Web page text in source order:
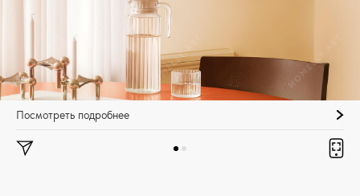
Посмотреть подробнее